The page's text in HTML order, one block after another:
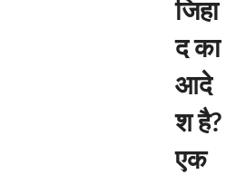
जिहा
द का
आदे
श है?
एक